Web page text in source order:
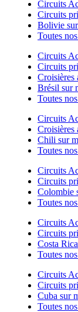
Circuits
Circuits
Bolivie
Toutes
Circuits
Circuits
Croisières
Brésil sur
Toutes
Circuits
Croisières
Chili sur
Toutes
Circuits
Circuits
Colombie
Toutes
Circuits
Circuits
Costa
Toutes
Circuits
Circuits
Cuba sur
Toutes